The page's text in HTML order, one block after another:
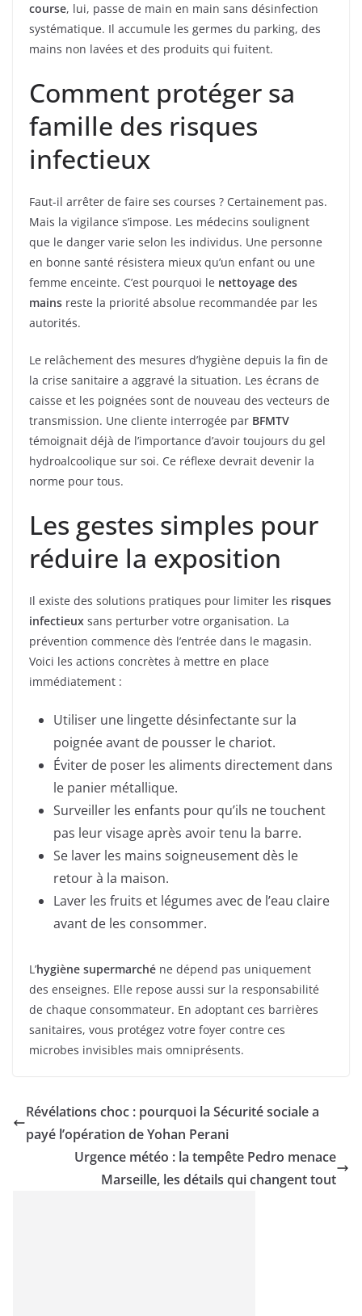
course, lui, passe de main en main sans désinfection
systématique. Il accumule les germes du parking, des
mains non lavées et des produits qui fuitent.
Comment protéger sa
famille des risques
infectieux
Faut-il arrêter de faire ses courses ? Certainement pas.
Mais la vigilance s’impose. Les médecins soulignent
que le danger varie selon les individus. Une personne
en bonne santé résistera mieux qu’un enfant ou une
femme enceinte. C’est pourquoi le nettoyage des
mains reste la priorité absolue recommandée par les
autorités.
Le relâchement des mesures d’hygiène depuis la fin de
la crise sanitaire a aggravé la situation. Les écrans de
caisse et les poignées sont de nouveau des vecteurs de
transmission. Une cliente interrogée par BFMTV
témoignait déjà de l’importance d’avoir toujours du gel
hydroalcoolique sur soi. Ce réflexe devrait devenir la
norme pour tous.
Les gestes simples pour
réduire la exposition
Il existe des solutions pratiques pour limiter les risques
infectieux sans perturber votre organisation. La
prévention commence dès l’entrée dans le magasin.
Voici les actions concrètes à mettre en place
immédiatement :
Utiliser une lingette désinfectante sur la
poignée avant de pousser le chariot.
Éviter de poser les aliments directement dans
le panier métallique.
Surveiller les enfants pour qu’ils ne touchent
pas leur visage après avoir tenu la barre.
Se laver les mains soigneusement dès le
retour à la maison.
Laver les fruits et légumes avec de l’eau claire
avant de les consommer.
L’hygiène supermarché ne dépend pas uniquement
des enseignes. Elle repose aussi sur la responsabilité
de chaque consommateur. En adoptant ces barrières
sanitaires, vous protégez votre foyer contre ces
microbes invisibles mais omniprésents.
Révélations choc : pourquoi la Sécurité sociale a
payé l’opération de Yohan Perani
Urgence météo : la tempête Pedro menace
Marseille, les détails qui changent tout